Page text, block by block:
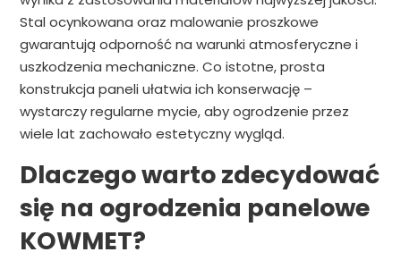
Stal ocynkowana oraz malowanie proszkowe
gwarantują odporność na warunki atmosferyczne i
uszkodzenia mechaniczne. Co istotne, prosta
konstrukcja paneli ułatwia ich konserwację –
wystarczy regularne mycie, aby ogrodzenie przez
wiele lat zachowało estetyczny wygląd.
Dlaczego warto zdecydować
się na ogrodzenia panelowe
KOWMET?